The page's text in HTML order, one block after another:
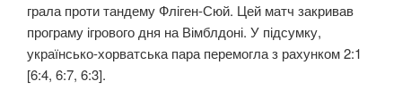
грала проти тандему Фліген-Сюй. Цей матч закривав
програму ігрового дня на Вімблдоні. У підсумку,
українсько-хорватська пара перемогла з рахунком 2:1
[6:4, 6:7, 6:3].